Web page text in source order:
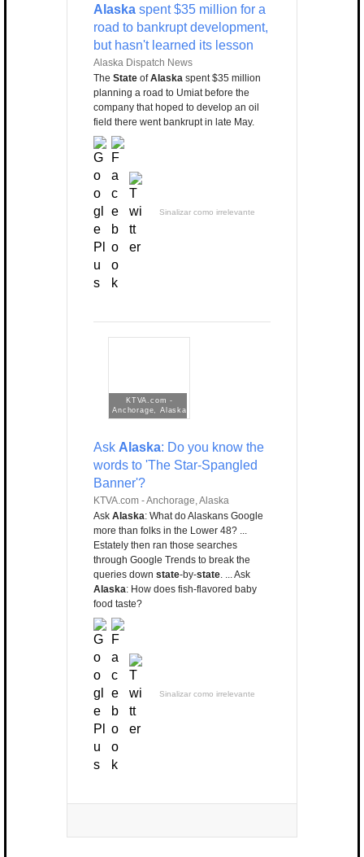
Alaska spent $35 million for a
road to bankrupt development,
but hasn't learned its lesson
Alaska Dispatch News
The State ofAlaska spent $35 million
planning a road to Umiat before the
company that hoped to develop an oil
field there went bankrupt in late May.
Sinalizar como irrelevante
KTVA.com -
Anchorage, Alaska
Ask Alaska: Do you know the
words to 'The Star-Spangled
Banner'?
KTVA.com - Anchorage, Alaska
Ask Alaska: What do Alaskans Google
more than folks in the Lower 48? ...
Estately then ran those searches
through Google Trends to break the
queries down state-by-state. ... Ask
Alaska: How does fish-flavored baby
food taste?
Sinalizar como irrelevante